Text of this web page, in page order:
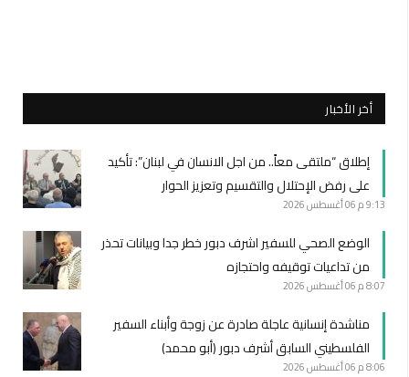
أخر الأخبار
إطلاق “ملتقى معاً.. من اجل الانسان في لبنان”: تأكيد
على رفض الإحتلال والتقسيم وتعزيز الحوار
9:13 م 06 أغسطس 2026
الوضع الصحي للسفير اشرف دبور خطر جدا وبيانات تحذر
من تداعيات توقيفه واحتجازه
8:07 م 06 أغسطس 2026
مناشدة إنسانية عاجلة صادرة عن زوجة وأبناء السفير
الفلسطيني السابق أشرف دبور (أبو محمد)
8:06 م 06 أغسطس 2026